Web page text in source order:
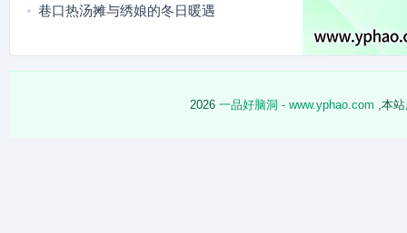
巷口热汤摊与绣娘的冬日暖遇
2026 一品好脑洞 - www.yphao.com ,本